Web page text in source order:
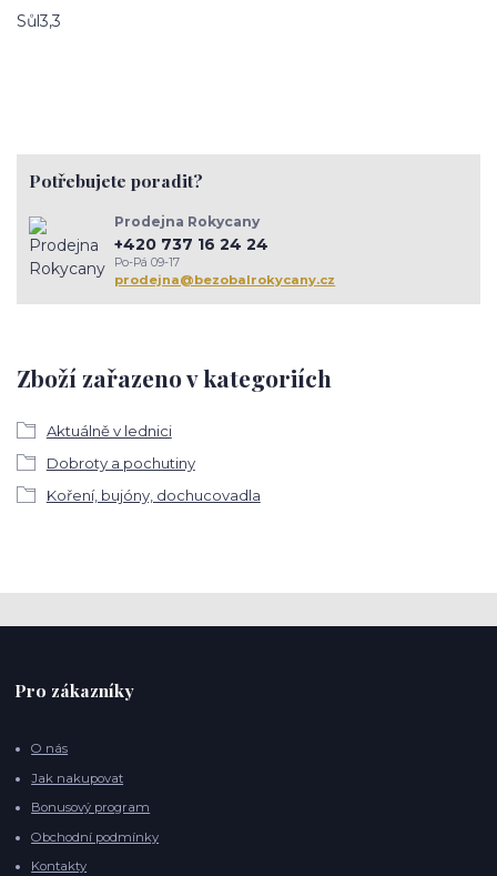
Sůl3,3
Zboží zařazeno v kategoriích
Aktuálně v lednici
Dobroty a pochutiny
Koření, bujóny, dochucovadla
Potřebujete poradit?
Prodejna Rokycany
+420 737 16 24 24
Po-Pá 09-17
prodejna@bezobalrokycany.cz
Pro zákazníky
O nás
Jak nakupovat
Bonusový program
Obchodní podmínky
Kontakty